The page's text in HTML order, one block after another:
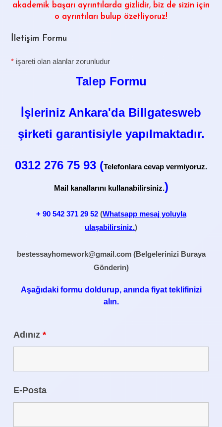
akademik başarı ayrıntılarda gizlidir, biz de sizin için
o ayrıntıları bulup özetliyoruz!
İletişim Formu
* işareti olan alanlar zorunludur
Talep Formu
İşleriniz Ankara'da Billgatesweb
şirketi garantisiyle yapılmaktadır.
0312 276 75 93 (Telefonlara cevap vermiyoruz.
Mail kanallarını kullanabilirsiniz.)
+ 90 542 371 29 52(Whatsapp mesaj yoluyla
ulaşabilirsiniz.)
bestessayhomework@gmail.com(Belgelerinizi Buraya
Gönderin)
Aşağıdaki formu doldurup, anında fiyat teklifinizi
alın.
Adınız*
E-Posta